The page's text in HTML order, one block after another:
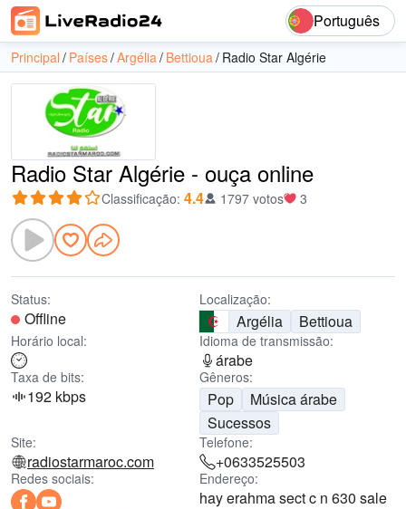
Português
Principal Países Argélia Bettioua Radio Star Algérie
Radio Star Algérie - ouça online
Classificação: 4.4 1797 votos 3
Status:
Offline
Localização:
Argélia Bettioua
Horário local: Idioma de transmissão:
árabe
Taxa de bits:
192 kbps
Gêneros:
Pop
Música árabe
Sucessos
Site:
radiostarmaroc.com
Telefone:
+0633525503
Redes sociais: Endereço:
hay erahma sect c n 630 sale